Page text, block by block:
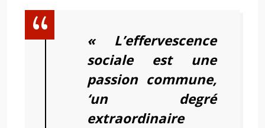
« L’effervescence
sociale est une
passion commune,
‘un degré
extraordinaire